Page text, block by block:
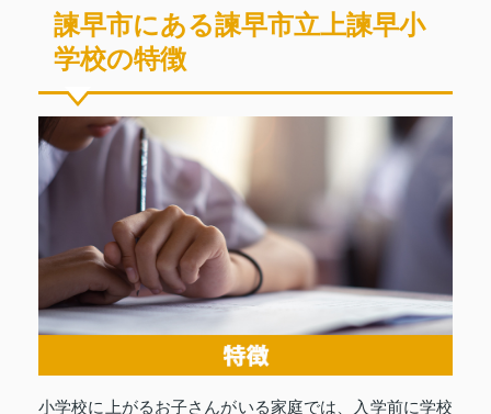
諫早市にある諫早市立上諫早小
学校の特徴
小学校に上がるお子さんがいる家庭では、入学前に学校